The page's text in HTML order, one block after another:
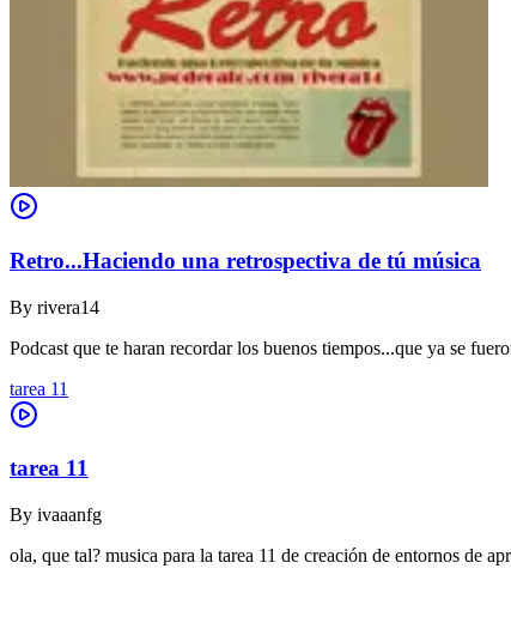
Retro...Haciendo una retrospectiva de tú música
By rivera14
Podcast que te haran recordar los buenos tiempos...que ya se
tarea 11
tarea 11
By ivaaanfg
ola, que tal? musica para la tarea 11 de creación de entornos de